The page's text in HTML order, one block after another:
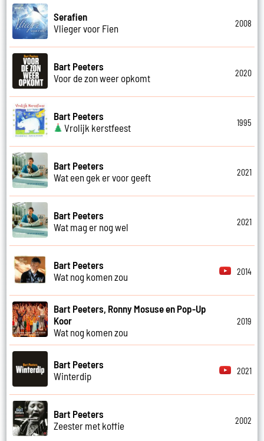
Serafien
Vlieger voor Fien
2008
Bart Peeters
Voor de zon weer opkomt
2020
Bart Peeters
Vrolijk kerstfeest
1995
Bart Peeters
Wat een gek er voor geeft
2021
Bart Peeters
Wat mag er nog wel
2021
Bart Peeters
Wat nog komen zou
2014
Bart Peeters, Ronny Mosuse en Pop-Up
Koor
Wat nog komen zou
2019
Bart Peeters
Winterdip
2021
Bart Peeters
Zeester met koffie
2002